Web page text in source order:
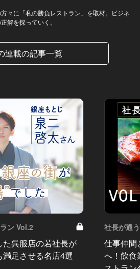
々に「私の勝負レストラン」を取材。ビジネ
解を探っていく。
連載の記事一覧
ン Vol.2
呉服店の若社長が
足させる名店4選
社長が通
仕事仲間
へ！飲食